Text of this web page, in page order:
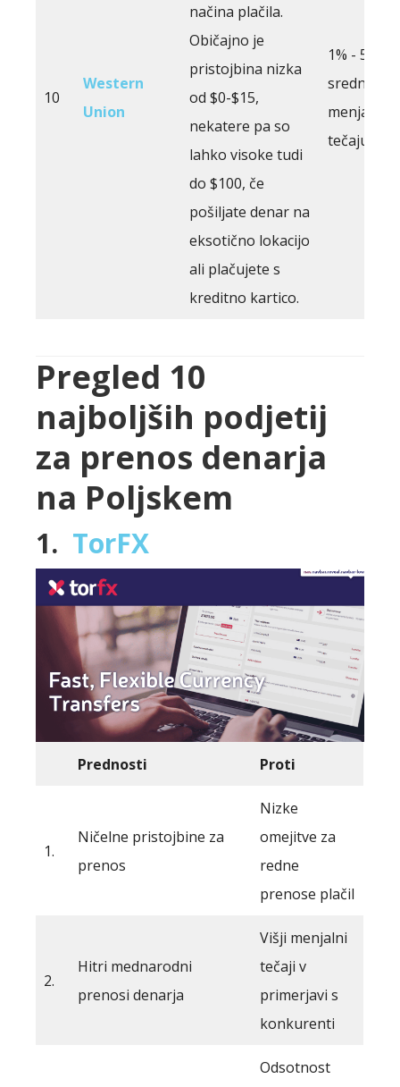
10
Western
Union
načina plačila.
Običajno je
pristojbina nizka
od $0-$15,
nekatere pa so
lahko visoke tudi
do $100, če
pošiljate denar na
eksotično lokacijo
ali plačujete s
kreditno kartico.
1% - 5%,
tečaju.
Pregled 10
najboljših podjetij
za prenos denarja
na Poljskem
1. TorFX
Prednosti Proti
1.
Ničelne pristojbine za
prenos
Nizke
omejitve za
redne
prenose plačil
2.
Hitri mednarodni
prenosi denarja
Višji menjalni
tečaji v
primerjavi s
konkurenti
Odsotnost